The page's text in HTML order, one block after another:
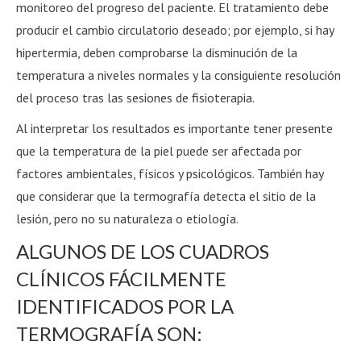
monitoreo del progreso del paciente. El tratamiento debe
producir el cambio circulatorio deseado; por ejemplo, si hay
hipertermia, deben comprobarse la disminución de la
temperatura a niveles normales y la consiguiente resolución
del proceso tras las sesiones de fisioterapia.
Al interpretar los resultados es importante tener presente
que la temperatura de la piel puede ser afectada por
factores ambientales, físicos y psicológicos. También hay
que considerar que la termografía detecta el sitio de la
lesión, pero no su naturaleza o etiología.
ALGUNOS DE LOS CUADROS
CLÍNICOS FÁCILMENTE
IDENTIFICADOS POR LA
TERMOGRAFÍA SON: